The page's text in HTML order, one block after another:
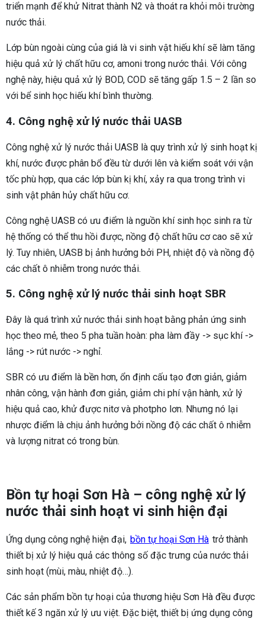
triển mạnh để khử Nitrat thành N2 và thoát ra khỏi môi trường
nước thải.
Lớp bùn ngoài cùng của giá là vi sinh vật hiếu khí sẽ làm tăng
hiệu quả xử lý chất hữu cơ, amoni trong nước thải. Với công
nghệ này, hiệu quả xử lý BOD, COD sẽ tăng gấp 1.5 – 2 lần so
với bể sinh học hiếu khí bình thường.
4. Công nghệ xử lý nước thải UASB
Công nghệ xử lý nước thải UASB là quy trình xử lý sinh hoạt kị
khí, nước được phân bổ đều từ dưới lên và kiểm soát với vận
tốc phù hợp, qua các lớp bùn kị khí, xảy ra qua trong trình vi
sinh vật phân hủy chất hữu cơ.
Công nghệ UASB có ưu điểm là nguồn khí sinh học sinh ra từ
hệ thống có thể thu hồi được, nồng độ chất hữu cơ cao sẽ xử
lý. Tuy nhiên, UASB bị ảnh hưởng bởi PH, nhiệt độ và nồng độ
các chất ô nhiễm trong nước thải.
5. Công nghệ xử lý nước thải sinh hoạt SBR
Đây là quá trình xử nước thải sinh hoạt bằng phản ứng sinh
học theo mẻ, theo 5 pha tuần hoàn: pha làm đầy -> sục khí ->
lắng -> rút nước -> nghỉ.
SBR có ưu điểm là bền hơn, ổn định cấu tạo đơn giản, giảm
nhân công, vận hành đơn giản, giảm chi phí vận hành, xử lý
hiệu quả cao, khử được nitơ và photpho lơn. Nhưng nó lại
nhược điểm là chịu ảnh hưởng bởi nồng độ các chất ô nhiễm
và lượng nitrat có trong bùn.
Bồn tự hoại Sơn Hà – công nghệ xử lý
nước thải sinh hoạt vi sinh hiện đại
Ứng dụng công nghệ hiện đại, bồn tự hoại Sơn Hà trở thành
thiết bị xử lý hiệu quả các thông số đặc trưng của nước thải
sinh hoạt (mùi, màu, nhiệt độ…).
Các sản phẩm bồn tự hoại của thương hiệu Sơn Hà đều được
thiết kế 3 ngăn xử lý ưu việt. Đặc biệt, thiết bị ứng dụng công